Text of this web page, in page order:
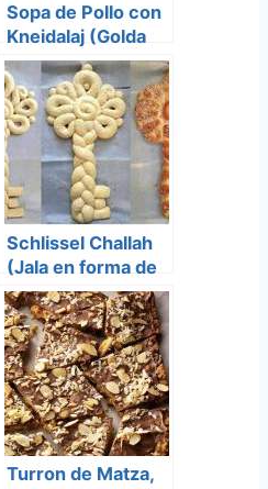
Sopa de Pollo con
Kneidalaj (Golda
Meir)
Schlissel Challah
(Jala en forma de
llave)
Turron de Matza,